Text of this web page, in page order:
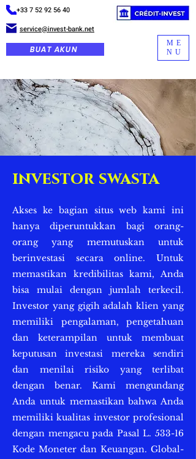
+33 7 52 92 56 40
service@invest-bank.net
BUAT AKUN
ME
NU
investor swasta
Akses ke bagian situs web kami ini
hanya diperuntukkan bagi orang-
orang yang memutuskan untuk
berinvestasi secara online. Untuk
memastikan kredibilitas kami, Anda
bisa mulai dengan jumlah terkecil.
Investor yang gigih adalah klien yang
memiliki pengalaman, pengetahuan
dan keterampilan untuk membuat
keputusan investasi mereka sendiri
dan menilai risiko yang terlibat
dengan benar. Kami mengundang
Anda untuk memastikan bahwa Anda
memiliki kualitas investor profesional
dengan mengacu pada Pasal L. 533-16
Kode Moneter dan Keuangan. Global-